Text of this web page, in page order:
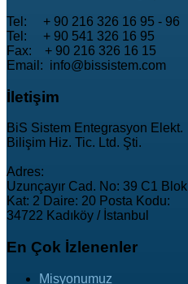
Tel: + 90 216 326 16 95 - 96
Tel: + 90 541 326 16 95
Fax: + 90 216 326 16 15
Email: info@bissistem.com
İletişim
BiS Sistem Entegrasyon Elekt.
Bilişim Hiz. Tic. Ltd. Şti.
Adres:
Uzunçayır Cad. No: 39 C1 Blok
Kat: 2 Daire: 20 Posta Kodu:
34722 Kadıköy / İstanbul
En Çok İzlenenler
Misyonumuz